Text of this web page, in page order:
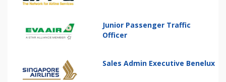
Junior Passenger Traffic
Officer
Sales Admin Executive Benelux